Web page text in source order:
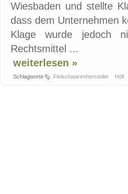
Wiesbaden und stellte
dass dem Unternehmen
Klage wurde jedoch
Rechtsmittel ...
weiterlesen »
Schlagworte Fleischwarenhersteller Höll